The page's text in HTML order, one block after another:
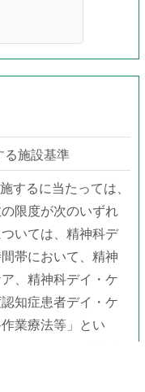
る施設基準
するに当たっては、
限度が次のいずれ
いては、精神科デ
帯において、精神
、精神科デイ・ケ
知症患者デイ・ケ
業療法等」とい